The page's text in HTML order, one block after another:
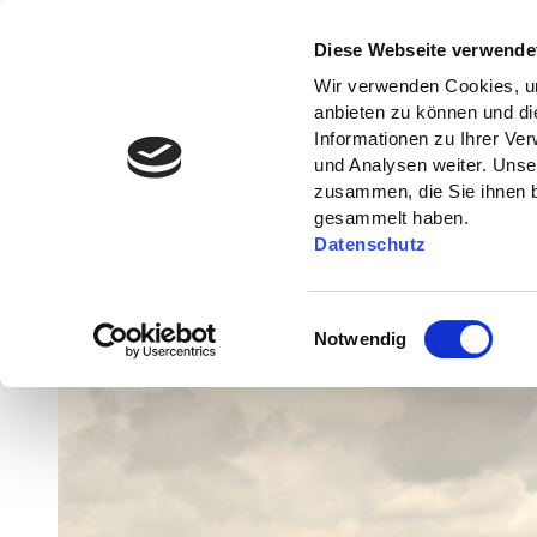
Diese Webseite
Wir verwenden Cookies,
anbieten zu können und
Informationen zu Ihrer
und Analysen weiter.
zusammen, die Sie ihnen
gesammelt haben.
Datenschutz
i
Notwendig